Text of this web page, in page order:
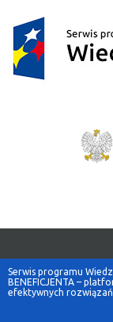
Serwis programu
BENEFICJENTA –
efektywnych